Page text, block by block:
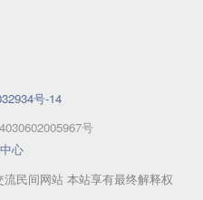
号-14
号
心
民间网站 本站享有最终解释权